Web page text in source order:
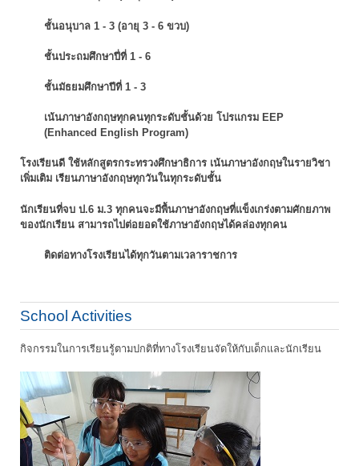
ชั้นอนุบาล 1 - 3 (อายุ 3 - 6 ขวบ)
ชั้นประถมศึกษาปี่ที่ 1 - 6
ชั้นมัธยมศึกษาปีที่ 1 - 3
เน้นภาษาอังกฤษทุกคนทุกระดับชั้นด้วย โปรแกรม EEP
(Enhanced English Program)
โรงเรียนดี ใช้หลักสูตรกระทรวงศึกษาธิการ เน้นภาษาอังกฤษในรายวิชา
เพิ่มเติม เรียนภาษาอังกฤษทุกวันในทุกระดับชั้น
นักเรียนที่จบ ป.6 ม.3 ทุกคนจะมีพื้นภาษาอังกฤษที่แข็งเกร่งตามศักยภาพ
ของนักเรียน สามารถไปต่อยอดใช้ภาษาอังกฤษได้คล่องทุกคน
ติดต่อทางโรงเรียนได้ทุกวันตามเวลาราชการ
School Activities
กิจกรรมในการเรียนรู้ตามปกติที่ทางโรงเรียนจัดให้กับเด็กและนักเรียน